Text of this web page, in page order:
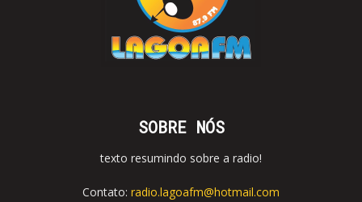
SOBRE NÓS
texto resumindo sobre a radio!
Contato: radio.lagoafm@hotmail.com